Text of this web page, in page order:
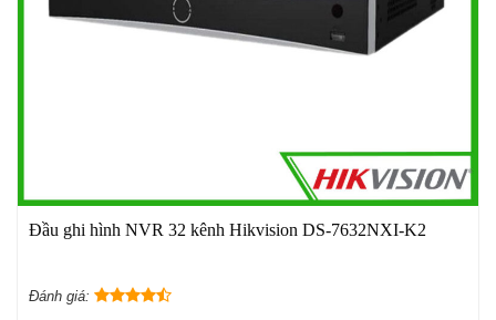
Đầu ghi hình NVR 32 kênh Hikvision DS-7632NXI-K2
Đánh giá: